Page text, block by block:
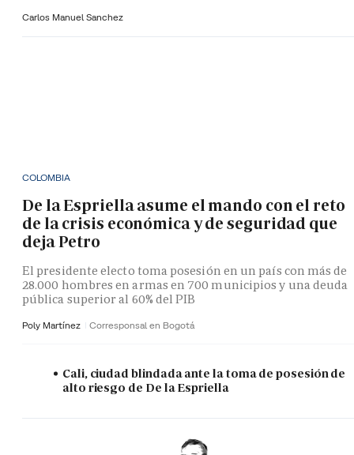
Carlos Manuel Sanchez
COLOMBIA
De la Espriella asume el mando con el reto
de la crisis económica y de seguridad que
deja Petro
El presidente electo toma posesión en un país con más de
28.000 hombres en armas en 700 municipios y una deuda
pública superior al 60% del PIB
Poly Martínez Corresponsal en Bogotá
Cali, ciudad blindada ante la toma de posesión de
alto riesgo de De la Espriella